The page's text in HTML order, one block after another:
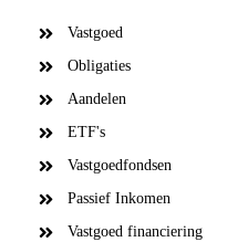
Vastgoed
Obligaties
Aandelen
ETF's
Vastgoedfondsen
Passief Inkomen
Vastgoed financiering